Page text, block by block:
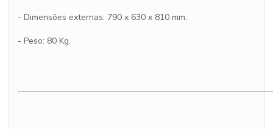
- Dimensões externas: 790 x 630 x 810 mm;
- Peso: 80 Kg.